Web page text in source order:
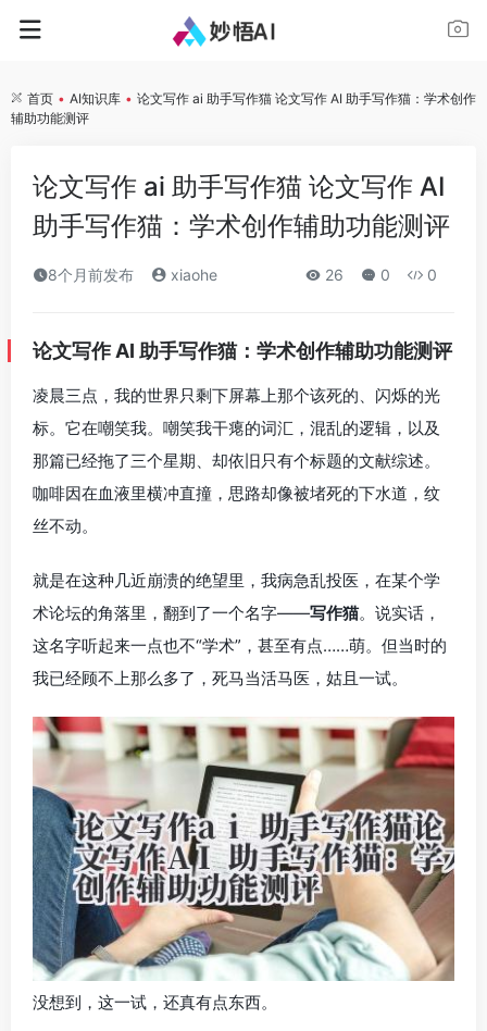
首页 • AI知识库 • 论文写作 ai 助手写作猫 论文写作 AI 助手写作猫：学术创作
辅助功能测评
论文写作 ai 助手写作猫 论文写作 AI
助手写作猫：学术创作辅助功能测评
8个月前发布 xiaohe 26 0 0
论文写作 AI 助手写作猫：学术创作辅助功能测评
凌晨三点，我的世界只剩下屏幕上那个该死的、闪烁的光
标。它在嘲笑我。嘲笑我干瘪的词汇，混乱的逻辑，以及
那篇已经拖了三个星期、却依旧只有个标题的文献综述。
咖啡因在血液里横冲直撞，思路却像被堵死的下水道，纹
丝不动。
就是在这种几近崩溃的绝望里，我病急乱投医，在某个学
术论坛的角落里，翻到了一个名字——写作猫。说实话，
这名字听起来一点也不“学术”，甚至有点……萌。但当时的
我已经顾不上那么多了，死马当活马医，姑且一试。
没想到，这一试，还真有点东西。